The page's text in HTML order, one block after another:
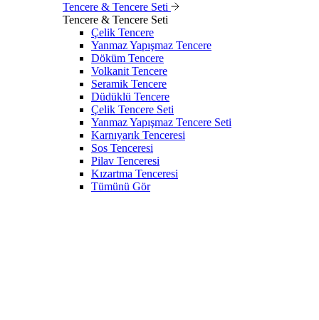
Tencere & Tencere Seti
Tencere & Tencere Seti
Çelik Tencere
Yanmaz Yapışmaz Tencere
Döküm Tencere
Volkanit Tencere
Seramik Tencere
Düdüklü Tencere
Çelik Tencere Seti
Yanmaz Yapışmaz Tencere Seti
Karnıyarık Tenceresi
Sos Tenceresi
Pilav Tenceresi
Kızartma Tenceresi
Tümünü Gör